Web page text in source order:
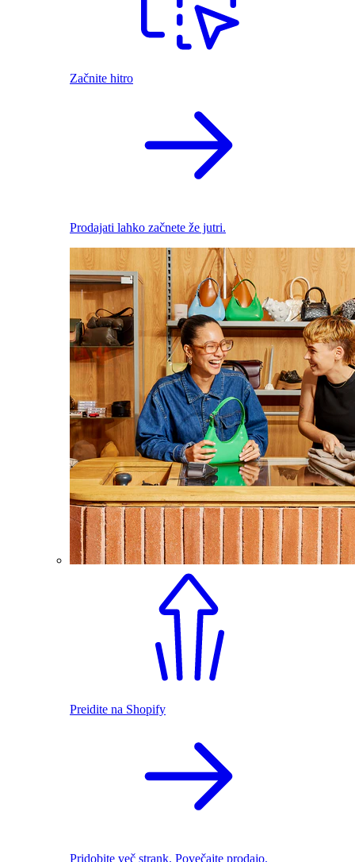
Začnite hitro
Prodajati lahko začnete že jutri.
Preidite na Shopify
Pridobite več strank. Povečajte prodajo.